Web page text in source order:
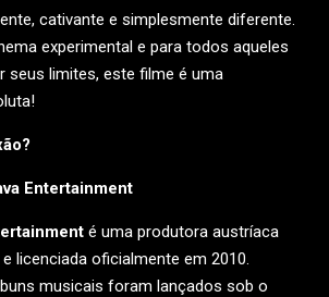
cativante e simplesmente diferente.
experimental e para todos aqueles
seus limites, este filme é uma
Entertainment
é uma produtora austríaca
licenciada oficialmente em 2010.
musicais foram lançados sob o